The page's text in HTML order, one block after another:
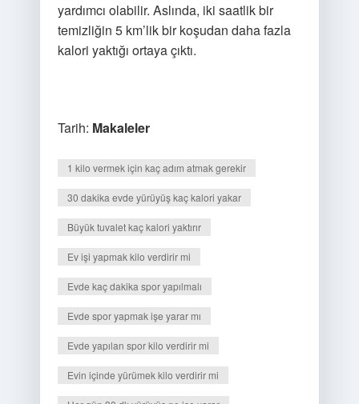
yardımcı olabilir. Aslında, iki saatlik bir
temizliğin 5 km’lik bir koşudan daha fazla
kalori yaktığı ortaya çıktı.
Tarih: Makaleler
1 kilo vermek için kaç adım atmak gerekir
30 dakika evde yürüyüş kaç kalori yakar
Büyük tuvalet kaç kalori yaktırır
Ev işi yapmak kilo verdirir mi
Evde kaç dakika spor yapılmalı
Evde spor yapmak işe yarar mı
Evde yapılan spor kilo verdirir mi
Evin içinde yürümek kilo verdirir mi